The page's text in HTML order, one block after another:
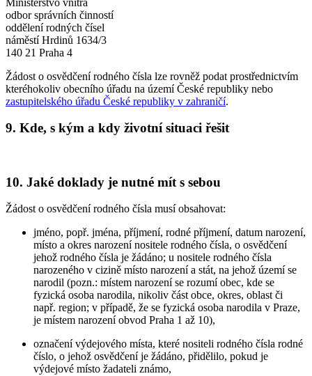
odbor správních činností
oddělení rodných čísel
náměstí Hrdinů 1634/3
140 21 Praha 4
Žádost o osvědčení rodného čísla lze rovněž podat prostřednictvím
kteréhokoliv obecního úřadu na území České republiky nebo
zastupitelského úřadu České republiky v zahraničí.
9. Kde, s kým a kdy životní situaci řešit
10. Jaké doklady je nutné mít s sebou
Žádost o osvědčení rodného čísla musí obsahovat:
jméno, popř. jména, příjmení, rodné příjmení, datum narození,
místo a okres narození nositele rodného čísla, o osvědčení
jehož rodného čísla je žádáno; u nositele rodného čísla
narozeného v cizině místo narození a stát, na jehož území se
narodil (pozn.: místem narození se rozumí obec, kde se
fyzická osoba narodila, nikoliv část obce, okres, oblast či
např. region; v případě, že se fyzická osoba narodila v Praze,
je místem narození obvod Praha 1 až 10),
označení výdejového místa, které nositeli rodného čísla rodné
číslo, o jehož osvědčení je žádáno, přidělilo, pokud je
výdejové místo žadateli známo,